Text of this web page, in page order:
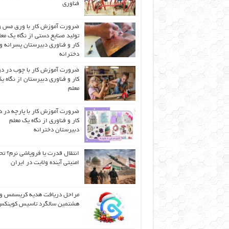
فناوری
ضرورت آموزش کار با ورق مس
تولید صنایع دستی از نگاه یک
کار و فناوری دبیرستان پسرانه و
دخترانه
ضرورت آموزش کار با چوب در
کار و فناوری دبیرستان از نگاه
معلم
ضرورت آموزش کار با پارچه
کار و فناوری از نگاه یک معلم
دبیرستان دخترانه
انتقال قدرت یا فروپاشی نرم؟
امنیتی آینده ولایت در ایران
مراحل دریافت هدیه کریسمس و
هشتمین سالگرد تاسیس